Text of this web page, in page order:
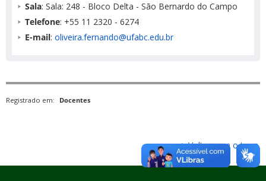
Sala: Sala: 248 - Bloco Delta - São Bernardo do Campo
Telefone: +55 11 2320 - 6274
E-mail: oliveira.fernando@ufabc.edu.br
Registrado em: Docentes
Voltar para o topo